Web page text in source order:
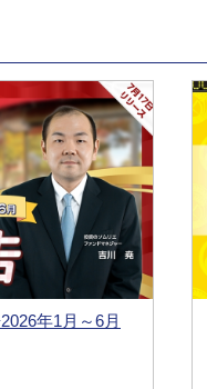
年1月～6月